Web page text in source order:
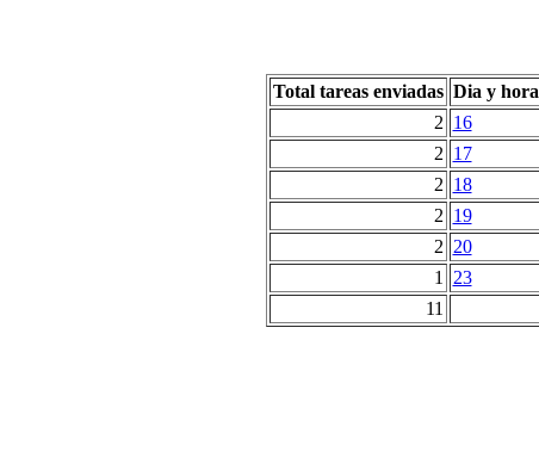
Total tareas enviadas Dia y hora
2 16
2 17
2 18
2 19
2 20
1
23
11